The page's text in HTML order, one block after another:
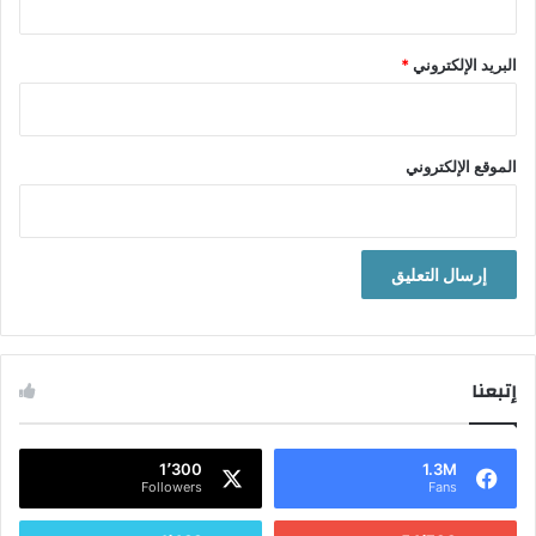
يقلب أفكاره السلبيّة عن السعادة إلى إيجابيّة؛ فإذا كان يرى أنّ
السعادة صعبة فليحوّلها إلى العبارة التالية: (هي ليست سهلة، ولكنّها
البريد الإلكتروني*
الموقع الإلكتروني
إتبعنا
1.3M
Fans
1٬300
Followers